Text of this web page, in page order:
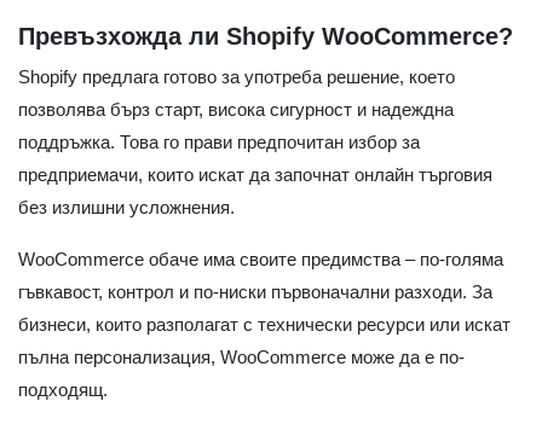
Превъзхожда ли Shopify WooCommerce?
Shopify предлага готово за употреба решение, което
позволява бърз старт, висока сигурност и надеждна
поддръжка. Това го прави предпочитан избор за
предприемачи, които искат да започнат онлайн търговия
без излишни усложнения.
WooCommerce обаче има своите предимства – по-голяма
гъвкавост, контрол и по-ниски първоначални разходи. За
бизнеси, които разполагат с технически ресурси или искат
пълна персонализация, WooCommerce може да е по-
подходящ.